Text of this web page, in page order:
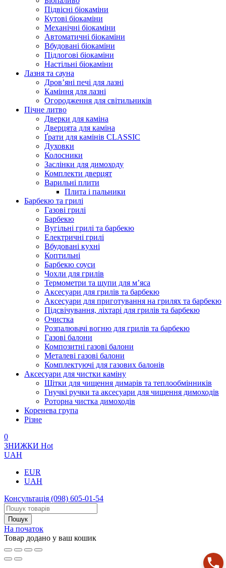
Підвісні біокаміни
Кутові біокаміни
Механічні біокаміни
Автоматичні біокаміни
Вбудовані біокаміни
Підлогові біокаміни
Настільні біокаміни
Лазня та сауна
Дров’яні печі для лазні
Каміння для лазні
Огородження для світильників
Пічне литво
Дверки для каміна
Дверцята для каміна
Ґрати для камінів CLASSIC
Духовки
Колосники
Заслінки для димоходу
Комплекти дверцят
Варильні плити
Плита і пальники
Барбекю та грилі
Газові грилі
Барбекю
Вугільні грилі та барбекю
Електричні грилі
Вбудовані кухні
Коптильні
Барбекю соуси
Чохли для грилів
Термометри та щупи для м’яса
Аксесуари для грилів та барбекю
Аксесуари для приготування на грилях та барбекю
Підсвічування, ліхтарі для грилів та барбекю
Очистка
Розпалювачі вогню для грилів та барбекю
Газові балони
Композитні газові балони
Металеві газові балони
Комплектуючі для газових балонів
Аксесуари для чистки каміну
Щітки для чищення димарів та теплообмінників
Гнучкі ручки та аксесуари для чищення димоходів
Роторна чистка димоходів
Коренева група
Різне
0
ЗНИЖКИ Hot
UAH
EUR
UAH
Консультація (098) 605-01-54
На початок
Товар додано у ваш кошик